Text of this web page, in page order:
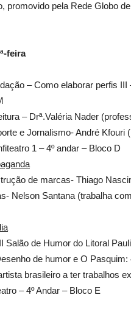
promovido pela Rede Globo
feira
– Como elaborar perfis
– Drª.Valéria Nader
e Jornalismo- André
1 – 4º andar – Bloco D
de marcas- Thiago
Nelson Santana (trabalha
Salão de Humor do Litoral
de humor e O
brasileiro a ter trabalhos
– 4º Andar – Bloco E